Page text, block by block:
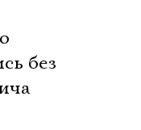
без